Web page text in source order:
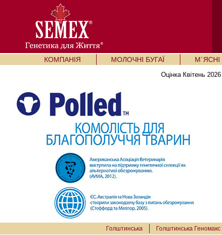
КОМПАНІЯ МОЛОЧНІ БУГАЇ М`ЯСНІ
Оцінка Квітень
Голштинська Голштинська Геномакс